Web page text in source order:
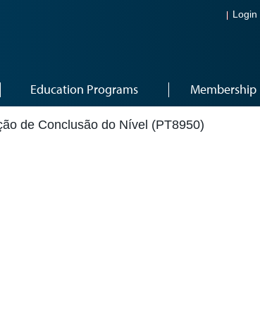
Login
Education Programs Membership
de Conclusão do Nível (PT8950)